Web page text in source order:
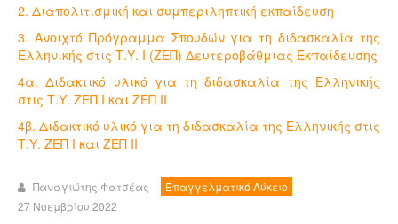
2. Διαπολιτισμική και συμπεριληπτική εκπαίδευση
3. Ανοιχτό Πρόγραμμα Σπουδών για τη διδασκαλία της
Ελληνικής στις Τ.Υ. Ι (ΖΕΠ) Δευτεροβάθμιας Εκπαίδευσης
4α. Διδακτικό υλικό για τη διδασκαλία της Ελληνικής
στις Τ.Υ. ΖΕΠ Ι και ΖΕΠ ΙΙ
4β. Διδακτικό υλικό για τη διδασκαλία της Ελληνικής στις
Τ.Υ. ΖΕΠ Ι και ΖΕΠ ΙΙ
Παναγιώτης Φατσέας
Επαγγελματικό Λύκειο
27 Νοεμβρίου 2022